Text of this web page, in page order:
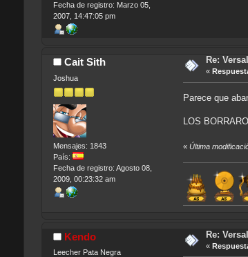
Fecha de registro: Marzo 05,
2007, 14:47:05 pm
Cait Sith
Joshua
Mensajes: 1843
País:
Fecha de registro: Agosto 08,
2009, 00:23:32 am
Re:
«
Parece que
LOS
«Última
Kendo
Leecher Pata Negra
Re:
«